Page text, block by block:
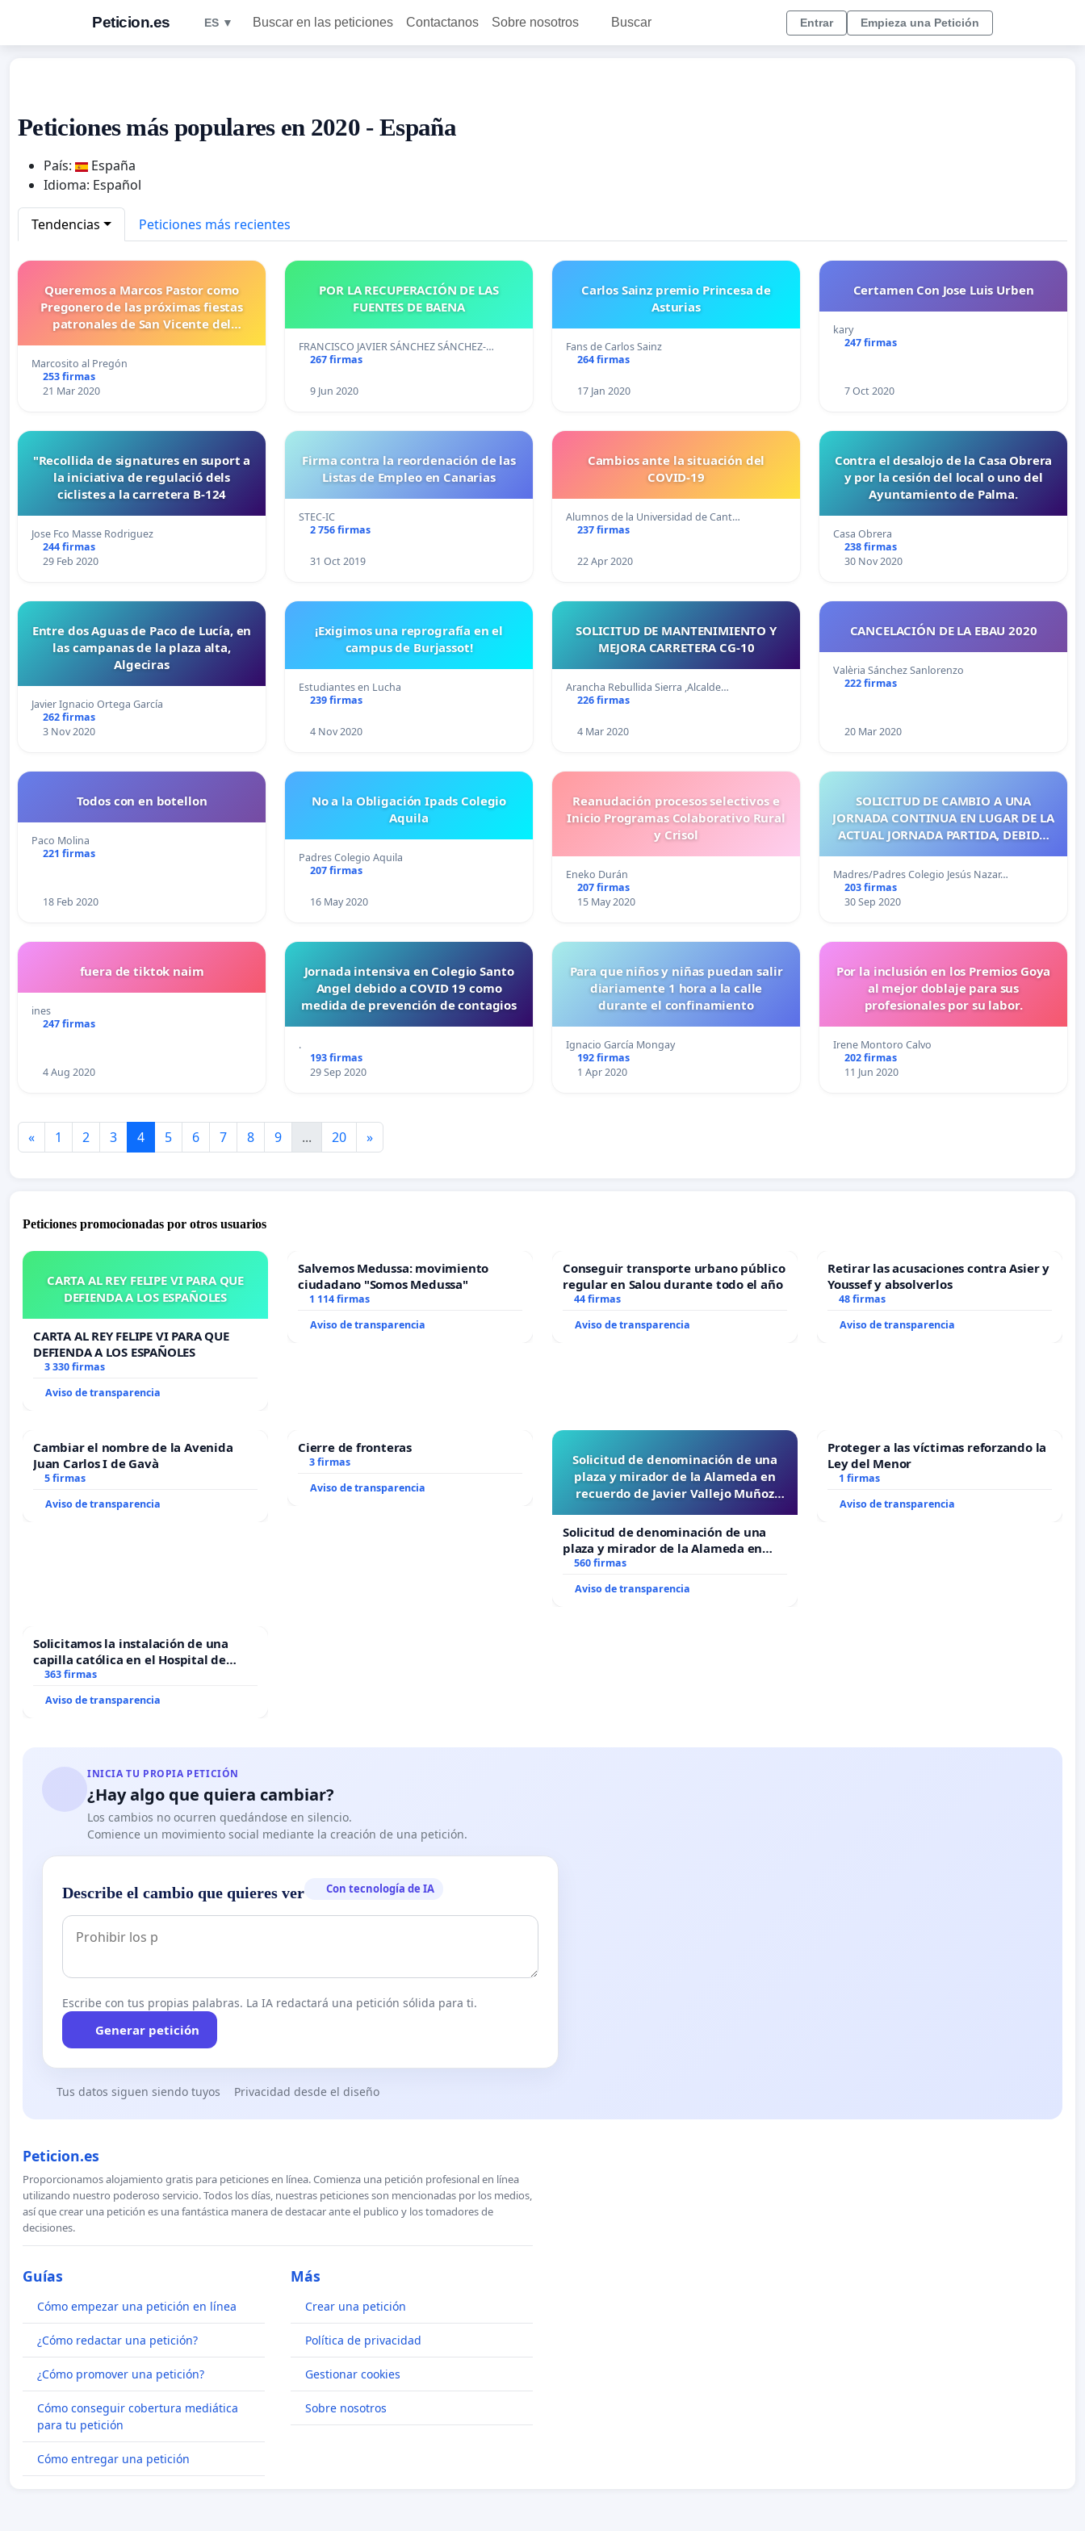
Peticion.es ES ▼ Buscar en las peticiones Contactanos Sobre nosotros Buscar Entrar Empieza una Petición
Peticiones más populares en 2020 - España
País:
España
Idioma: Español
Tendencias Peticiones más recientes
Queremos a Marcos Pastor como
Pregonero de las próximas fiestas
patronales de San Vicente del
Marcosito al Pregón
253 firmas
21 Mar 2020
POR LA RECUPERACIÓN DE LAS
FUENTES DE BAENA
FRANCISCO JAVIER SÁNCHEZ SÁNCHEZ-…
267 firmas
9 Jun 2020
Carlos Sainz premio Princesa de
Asturias
Fans de Carlos Sainz
264 firmas
17 Jan 2020
Certamen Con Jose Luis Urben
kary
247 firmas
7 Oct 2020
"Recollida de signatures en suport a
la iniciativa de regulació dels
ciclistes a la carretera B-124
Jose Fco Masse Rodriguez
244 firmas
29 Feb 2020
Firma contra la reordenación de las
Listas de Empleo en Canarias
STEC-IC
2 756 firmas
31 Oct 2019
Cambios ante la situación del
COVID-19
Alumnos de la Universidad de Cant…
237 firmas
22 Apr 2020
Contra el desalojo de la Casa Obrera
y por la cesión del local o uno del
Ayuntamiento de Palma.
Casa Obrera
238 firmas
30 Nov 2020
Entre dos Aguas de Paco de Lucía, en
las campanas de la plaza alta,
Algeciras
Javier Ignacio Ortega García
262 firmas
3 Nov 2020
¡Exigimos una reprografía en el
campus de Burjassot!
Estudiantes en Lucha
239 firmas
4 Nov 2020
SOLICITUD DE MANTENIMIENTO Y
MEJORA CARRETERA CG-10
Arancha Rebullida Sierra ,Alcalde…
226 firmas
4 Mar 2020
CANCELACIÓN DE LA EBAU 2020
Valèria Sánchez Sanlorenzo
222 firmas
20 Mar 2020
Todos con en botellon
Paco Molina
221 firmas
18 Feb 2020
No a la Obligación Ipads Colegio
Aquila
Padres Colegio Aquila
207 firmas
16 May 2020
Reanudación procesos selectivos e
Inicio Programas Colaborativo Rural
y Crisol
Eneko Durán
207 firmas
15 May 2020
SOLICITUD DE CAMBIO A UNA
JORNADA CONTINUA EN LUGAR DE LA
ACTUAL JORNADA PARTIDA, DEBIDO
CONCILIACIÓN
Madres/Padres Colegio Jesús Nazar…
203 firmas
30 Sep 2020
fuera de tiktok naim
ines
247 firmas
4 Aug 2020
Jornada intensiva en Colegio Santo
Angel debido a COVID 19 como
medida de prevención de contagios
.
193 firmas
29 Sep 2020
Para que niños y niñas puedan salir
diariamente 1 hora a la calle
durante el confinamiento
Ignacio García Mongay
192 firmas
1 Apr 2020
Por la inclusión en los Premios Goya
al mejor doblaje para sus
profesionales por su labor.
Irene Montoro Calvo
202 firmas
11 Jun 2020
« 1 2 3 4 5 6 7 8 9 ... 20 »
Peticiones promocionadas por otros usuarios
CARTA AL REY FELIPE VI PARA QUE
DEFIENDA A LOS ESPAÑOLES
CARTA AL REY FELIPE VI PARA QUE
DEFIENDA A LOS ESPAÑOLES
3 330 firmas
Aviso de transparencia
Salvemos Medussa: movimiento
ciudadano "Somos Medussa"
1 114 firmas
Aviso de transparencia
Conseguir transporte urbano público
regular en Salou durante todo el año
44 firmas
Aviso de transparencia
Retirar las acusaciones contra Asier y
Youssef y absolverlos
48 firmas
Aviso de transparencia
Cambiar el nombre de la Avenida
Juan Carlos I de Gavà
5 firmas
Aviso de transparencia
Cierre de fronteras
3 firmas
Aviso de transparencia
Solicitud de denominación de una
plaza y mirador de la Alameda en
recuerdo de Javier Vallejo Muñoz
Solicitud de denominación de una
plaza y mirador de la Alameda en
recuerdo de Javier Vallejo Muñoz
“Mazinger”
560 firmas
Aviso de transparencia
Proteger a las víctimas reforzando la
Ley del Menor
1 firmas
Aviso de transparencia
Solicitamos la instalación de una
capilla católica en el Hospital de
Alcañiz
363 firmas
Aviso de transparencia
INICIA TU PROPIA PETICIÓN
¿Hay algo que quiera cambiar?
Los cambios no ocurren quedándose en silencio.
Comience un movimiento social mediante la creación de una petición.
Describe el cambio que quieres ver Con tecnología de IA
Escribe con tus propias palabras. La IA redactará una petición sólida para ti.
Generar petición
Tus datos siguen siendo tuyos Privacidad desde el diseño
Peticion.es
Proporcionamos alojamiento gratis para peticiones en línea. Comienza una petición profesional en línea
utilizando nuestro poderoso servicio. Todos los días, nuestras peticiones son mencionadas por los medios,
así que crear una petición es una fantástica manera de destacar ante el publico y los tomadores de
decisiones.
Guías
Cómo empezar una petición en línea
¿Cómo redactar una petición?
¿Cómo promover una petición?
Cómo conseguir cobertura mediática
para tu petición
Cómo entregar una petición
Más
Crear una petición
Política de privacidad
Gestionar cookies
Sobre nosotros